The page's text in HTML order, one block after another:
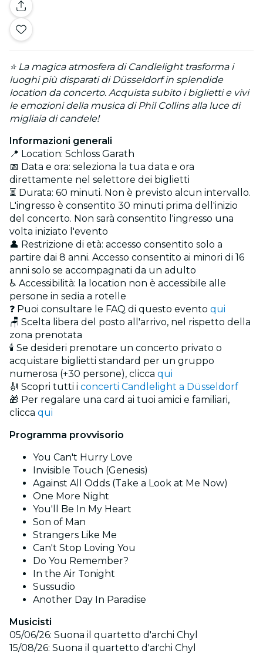
⭐ La magica atmosfera di Candlelight trasforma i
luoghi più disparati di Düsseldorf in splendide
location da concerto. Acquista subito i biglietti e vivi
le emozioni della musica di Phil Collins alla luce di
migliaia di candele!
Informazioni generali
📍 Location: Schloss Garath
📅 Data e ora: seleziona la tua data e ora
direttamente nel selettore dei biglietti
⏳ Durata: 60 minuti. Non è previsto alcun intervallo.
L'ingresso è consentito 30 minuti prima dell'inizio
del concerto. Non sarà consentito l'ingresso una
volta iniziato l'evento
👤 Restrizione di età: accesso consentito solo a
partire dai 8 anni. Accesso consentito ai minori di 16
anni solo se accompagnati da un adulto
♿ Accessibilità: la location non è accessibile alle
persone in sedia a rotelle
❓ Puoi consultare le FAQ di questo evento qui
🪑 Scelta libera del posto all'arrivo, nel rispetto della
zona prenotata
🕯️ Se desideri prenotare un concerto privato o
acquistare biglietti standard per un gruppo
numerosa (+30 persone), clicca qui
🎻 Scopri tutti i concerti Candlelight a Düsseldorf
🎁 Per regalare una card ai tuoi amici e familiari,
clicca qui
Programma provvisorio
You Can't Hurry Love
Invisible Touch (Genesis)
Against All Odds (Take a Look at Me Now)
One More Night
You'll Be In My Heart
Son of Man
Strangers Like Me
Can't Stop Loving You
Do You Remember?
In the Air Tonight
Sussudio
Another Day In Paradise
Musicisti
05/06/26: Suona il quartetto d'archi Chyl
15/08/26: Suona il quartetto d'archi Chyl